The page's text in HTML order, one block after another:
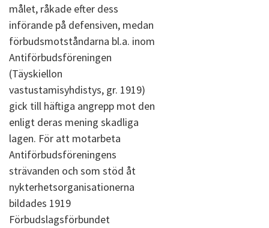
målet, råkade efter dess
införande på defensiven, medan
förbudsmotståndarna bl.a. inom
Antiförbudsföreningen
(Täyskiellon
vastustamisyhdistys, gr. 1919)
gick till häftiga angrepp mot den
enligt deras mening skadliga
lagen. För att motarbeta
Antiförbudsföreningens
strävanden och som stöd åt
nykterhetsorganisationerna
bildades 1919
Förbudslagsförbundet